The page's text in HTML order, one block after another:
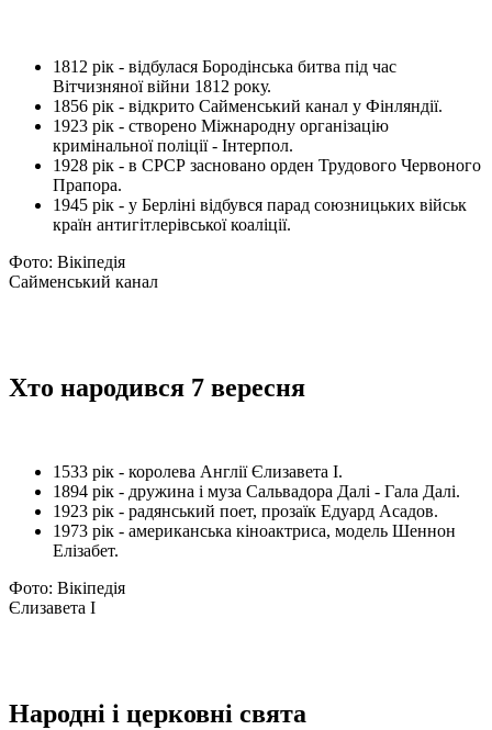
1812 рік - відбулася Бородінська битва під час
Вітчизняної війни 1812 року.
1856 рік - відкрито Сайменський канал у Фінляндії.
1923 рік - створено Міжнародну організацію
кримінальної поліції - Інтерпол.
1928 рік - в СРСР засновано орден Трудового Червоного
Прапора.
1945 рік - у Берліні відбувся парад союзницьких військ
країн антигітлерівської коаліції.
Фото: Вікіпедія
Сайменський канал
Хто народився 7 вересня
1533 рік - королева Англії Єлизавета I.
1894 рік - дружина і муза Сальвадора Далі - Гала Далі.
1923 рік - радянський поет, прозаїк Едуард Асадов.
1973 рік - американська кіноактриса, модель Шеннон
Елізабет.
Фото: Вікіпедія
Єлизавета I
Народні і церковні свята